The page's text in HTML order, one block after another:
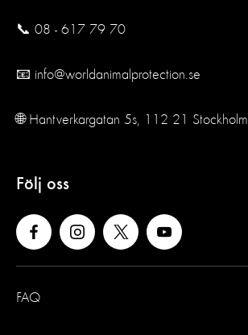
📞 08 - 617 79 70
📧 info@worldanimalprotection.se
🌐 Hantverkargatan 5s, 112 21 Stockholm
Följ oss
FAQ